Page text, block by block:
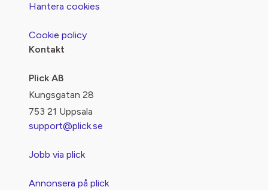
Hantera cookies
Cookie policy
Kontakt
Plick AB
Kungsgatan 28
753 21 Uppsala
support@plick.se
Jobb via plick
Annonsera på plick